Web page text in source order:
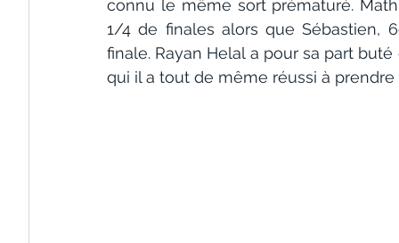
connu le même sort prématuré.
1/4 de finales alors que Sébastien,
finale. Rayan Helal a pour sa part
qui il a tout de même réussi à